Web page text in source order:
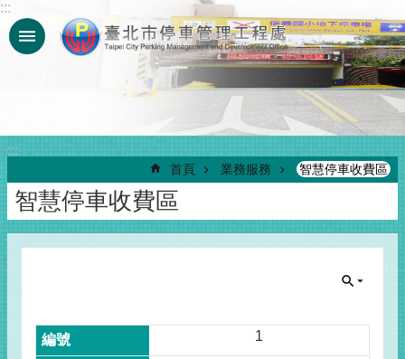
跳到主要內容區塊
:::
:::
首頁 業務服務 智慧停車收費區
智慧停車收費區
1